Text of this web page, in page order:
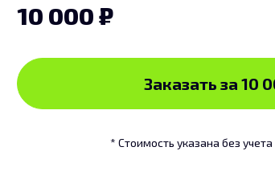
10 000
Заказать за 10
* Стоимость указана без